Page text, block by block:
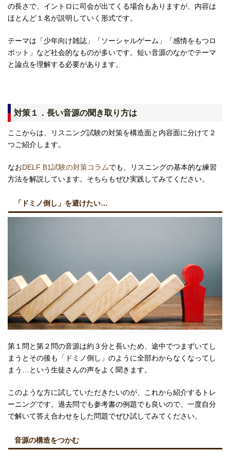
の長さで、イントロに司会が出てくる場合もありますが、内容は
ほとんど１名が説明していく形式です。
テーマは「少年向け雑誌」「ソーシャルゲーム」「感情をもつロ
ボット」など社会的なものが多いです。短い音源のなかでテーマ
と論点を理解する必要があります。
対策１．長い音源の聞き取り方は
ここからは、リスニング試験の対策を構造面と内容面に分けて２
つご紹介します。
なおDELF B1試験の対策コラムでも、リスニングの基本的な練習
方法を解説しています。そちらもぜひ実践してみてください。
「ドミノ倒し」を避けたい…
第１問と第２問の音源は約３分と長いため、途中でつまずいてし
まうとその後も「ドミノ倒し」のように全部わからなくなってし
まう…という生徒さんの声をよく聞きます。
このような方に試していただきたいのが、これから紹介するトレ
ーニングです。過去問でも参考書の例題でも良いので、一度自分
で解いて答え合わせをした問題でぜひ試してみてください。
音源の構造をつかむ